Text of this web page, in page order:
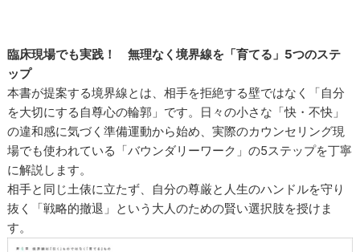
臨床現場でも実践！ 無理なく境界線を「育てる」5つのステ
ップ
本書が提案する境界線とは、相手を拒絶する壁ではなく「自分
を大切にする自尊心の輪郭」です。日々の小さな「快・不快」
の違和感に気づく準備運動から始め、実際のカウンセリング現
場でも使われている「バウンダリーワーク」の5ステップを丁寧
に解説します。
相手と同じ土俵に立たず、自分の尊厳と人生のハンドルを守り
抜く「戦略的撤退」という大人のための賢い選択肢を授けま
す。